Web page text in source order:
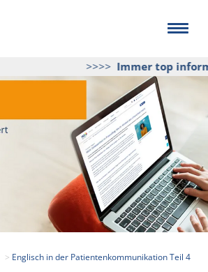
>>>>Immer top
Englisch in der Patientenkommunikation Teil 4